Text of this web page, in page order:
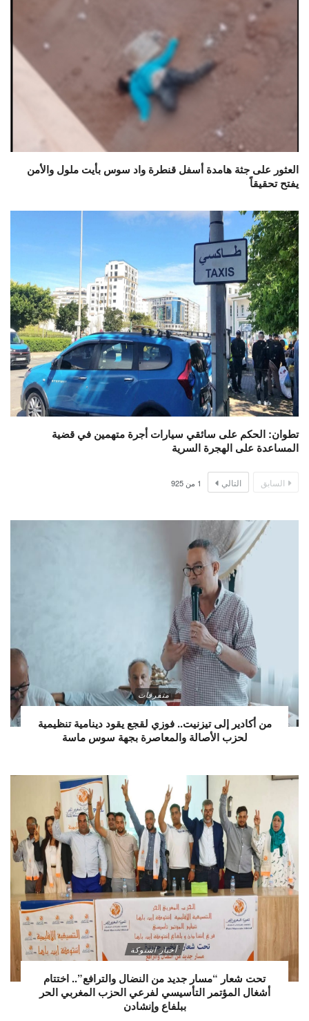
العثور على جثة هامدة أسفل قنطرة واد سوس بأيت ملول والأمن
يفتح تحقيقاً
تطوان: الحكم على سائقي سيارات أجرة متهمين في قضية
المساعدة على الهجرة السرية
السابق التالي 1 من 925
متفرقات
من أكادير إلى تيزنيت.. فوزي لقجع يقود دينامية تنظيمية
لحزب الأصالة والمعاصرة بجهة سوس ماسة
أخبار اشتوكة
تحت شعار “مسار جديد من النضال والترافع”.. اختتام
أشغال المؤتمر التأسيسي لفرعي الحزب المغربي الحر
ببلفاع وإنشادن